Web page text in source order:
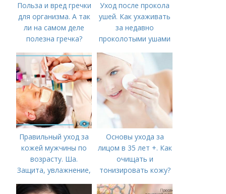
Польза и вред гречки
для организма. А так
ли на самом деле
полезна гречка?
Уход после прокола
ушей. Как ухаживать
за недавно
проколотыми ушами
Правильный уход за
кожей мужчины по
возрасту. Ша.
Защита, увлажнение,
Основы ухода за
лицом в 35 лет +. Как
очищать и
тонизировать кожу?